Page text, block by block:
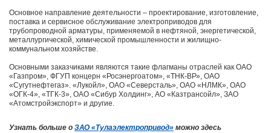
Основное направление деятельности – проектирование, изготовление,
поставка и сервисное обслуживание электроприводов для
трубопроводной арматуры, применяемой в нефтяной, энергетической,
металлургической, химической промышленности и жилищно-
коммунальном хозяйстве.
Основными заказчиками являются такие флагманы отраслей как ОАО
«Газпром», ФГУП концерн «Росэнергоатом», «ТНК-ВР», ОАО
«Сугутнефтегаз». «Лукойл», ОАО «Северсталь», ОАО «НЛМК», ОАО
«ОГК-4», «ТГК-3», ОАО «Сибур Холдинг», АО «Казтрансойл», ЗАО
«Атомстройэкспорт» и другие.
Узнать больше о ЗАО «Тулаэлектропривод» можно здесь